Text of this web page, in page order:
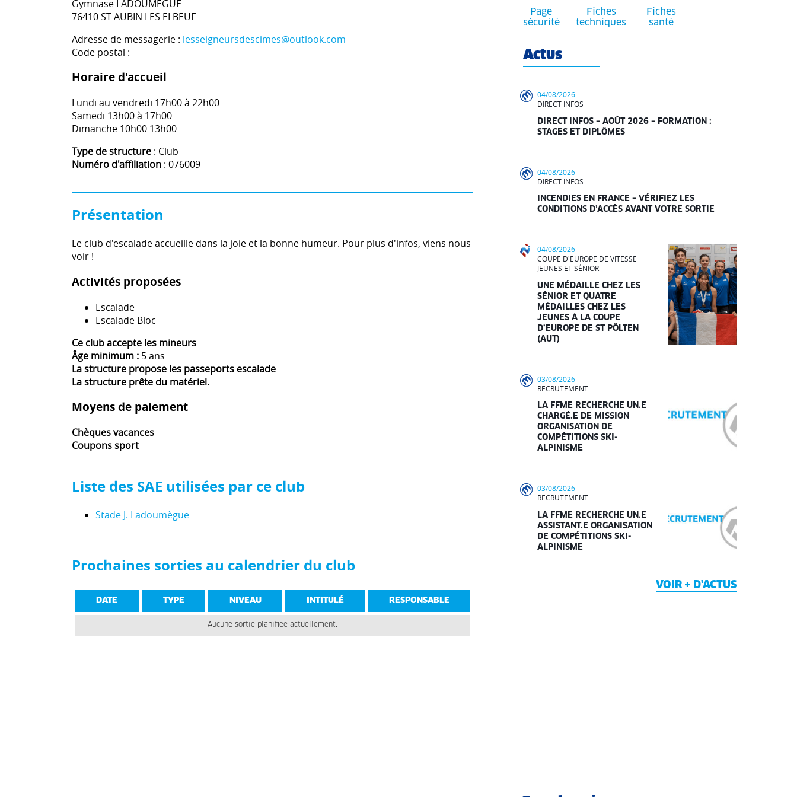
Gymnase LADOUMEGUE
76410 ST AUBIN LES ELBEUF
Adresse de messagerie : lesseigneursdescimes@outlook.com
Code postal :
Horaire d'accueil
Lundi au vendredi 17h00 à 22h00
Samedi 13h00 à 17h00
Dimanche 10h00 13h00
Type de structure : Club
Numéro d'affiliation : 076009
Présentation
Le club d'escalade accueille dans la joie et la bonne humeur. Pour plus d'infos, viens nous
voir !
Activités proposées
Escalade
Escalade Bloc
Ce club accepte les mineurs
Âge minimum : 5 ans
La structure propose les passeports escalade
La structure prête du matériel.
Moyens de paiement
Chèques vacances
Coupons sport
Liste des SAE utilisées par ce club
Stade J. Ladoumègue
Prochaines sorties au calendrier du club
DATE TYPE NIVEAU INTITULÉ RESPONSABLE
Aucune sortie planifiée actuellement.
Page
sécurité
Fiches
techniques
Fiches
santé
Actus
04/08/2026
DIRECT INFOS
DIRECT INFOS – AOÛT 2026 – FORMATION :
STAGES ET DIPLÔMES
04/08/2026
DIRECT INFOS
INCENDIES EN FRANCE – VÉRIFIEZ LES
CONDITIONS D’ACCÈS AVANT VOTRE SORTIE
04/08/2026
COUPE D'EUROPE DE VITESSE
JEUNES ET SÉNIOR
UNE MÉDAILLE CHEZ LES
SÉNIOR ET QUATRE
MÉDAILLES CHEZ LES
JEUNES À LA COUPE
D’EUROPE DE ST PÖLTEN
(AUT)
03/08/2026
RECRUTEMENT
LA FFME RECHERCHE UN.E
CHARGÉ.E DE MISSION
ORGANISATION DE
COMPÉTITIONS SKI-
ALPINISME
03/08/2026
RECRUTEMENT
LA FFME RECHERCHE UN.E
ASSISTANT.E ORGANISATION
DE COMPÉTITIONS SKI-
ALPINISME
VOIR + D'ACTUS